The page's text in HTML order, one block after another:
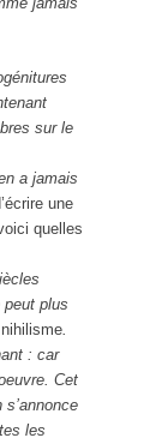
sur le
a jamais
une
quelles
plus
: car
Cet
les